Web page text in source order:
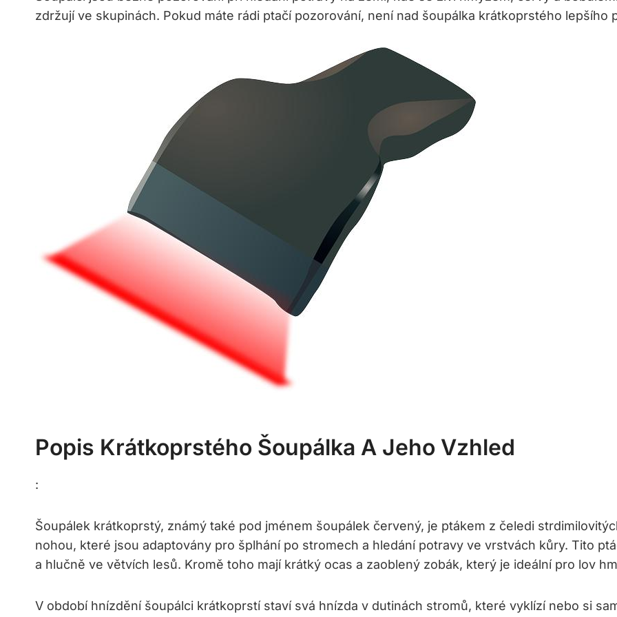
zdržují ve skupinách. Pokud máte rádi ptačí pozorování, není nad šoupálka krátkoprstého lepšího
Popis Krátkoprstého Šoupálka A Jeho Vzhled
:
Šoupálek krátkoprstý, známý také pod jménem šoupálek červený, je ptákem z čeledi
nohou, které jsou adaptovány pro šplhání po stromech a hledání potravy ve vrstvách kůry. Tito
a hlučně ve větvích lesů. Kromě toho mají krátký ocas a zaoblený zobák, který je ideální pro lov
V období hnízdění šoupálci krátkoprstí staví svá hnízda v dutinách stromů, které vyklízí nebo si